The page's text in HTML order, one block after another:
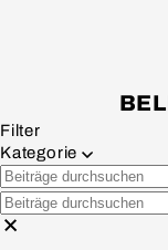
Filter
Kategorie